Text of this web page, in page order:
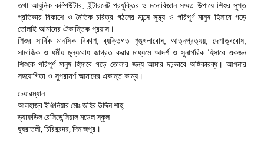
তথা আধুনিক কম্পিউটার, ইন্টারনেট প্রযুক্তির ও মনোবিজ্ঞান সম্মত উপায়ে শিশুর সুপ্ত
প্রতিভার বিকাশে ও নৈতিক চরিত্র গঠনের মান্সে সুস্থ্য ও পরিপূর্ণ মানুষ হিসাবে গড়ে
তোলাই আমাদের ঐকান্তিক প্রয়াস।
শিশুর সার্বিক মানসিক বিকাশ, ব্যক্তিগত শৃঙ্খলাবোধ, আত্নপ্রত্যয়, দেশাত্ববোধ,
সামাজিক ও ধর্মীয় মূল্যবোধ জাগ্রত করার মাধ্যমে আদর্শ ও সুনাগরিক হিসাবে একজন
শিশুকে পরিপূর্ণ মানুষ হিসাবে গড়ে তোলার জন্য আমার দঢ়ভাবে অঙ্গিকারব্ধ। আপনার
সহযোগিতা ও সুপরামর্শ আমাদের একান্ত কাম্য।
চেয়ারম্যান
আলহাজ্ব ইঞ্জিনিয়ার মোঃ জহির উদ্দিন শাহ্‌
ড্যাফডিল রেসিডেন্সিয়াল মডেল স্কুল
ঘুঘরাতলী, চিরিরবন্দর, দিনাজপুর।